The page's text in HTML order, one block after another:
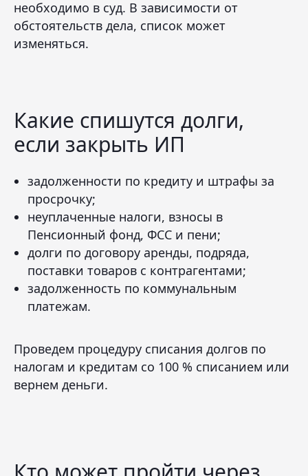
необходимо в суд. В зависимости от
обстоятельств дела, список может
изменяться.
Какие спишутся долги,
если закрыть ИП
задолженности по кредиту и штрафы за
просрочку;
неуплаченные налоги, взносы в
Пенсионный фонд, ФСС и пени;
долги по договору аренды, подряда,
поставки товаров с контрагентами;
задолженность по коммунальным
платежам.
Проведем процедуру списания долгов по
налогам и кредитам со 100 % списанием или
вернем деньги.